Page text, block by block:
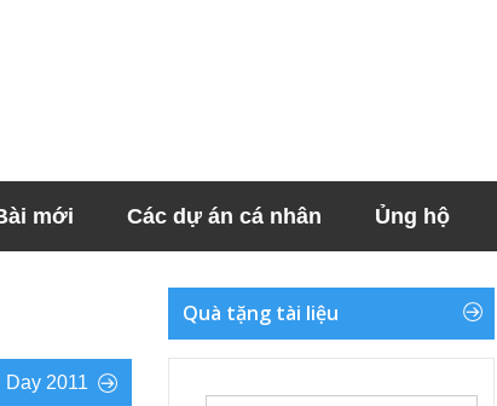
mới Các dự án cá nhân Ủng hộ
2011
Quà tặng tài liệu